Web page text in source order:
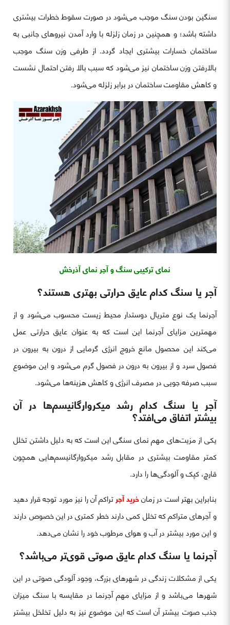
سنگین بودن سنگ موجب می‌شود در صورت سقوط خطرات بیشتری
داشته باشد؛ و همچنین در زمان زلزله با وارد آمدن نیروهای جانبی به
ساختمان خسارات بیشتری ایجاد گردد. از طرفی وزن سنگ موجب
بالارفتن وزن ساختمان نیز می‌شود که سبب بالا رفتن احتمال نشست
و کاهش مقاومت ساختمان در برابر زلزله می‌شود.
نمای ترکیبی سنگ و آجر نمای آذرخش
آجر یا سنگ کدام عایق حرارتی بهتری هستند؟
آجرنما یک نوع متریال دوستدار محیط زیست محسوب می‌شود و از
مهمترین مزایای آجرنما این است که به عنوان عایق حرارتی عمل
می‌کند این محصول مانع خروج انرژی گرمایی از درون به بیرون در
فصول سرد و از بیرون به درون در فصول گرم می‌شود و این موضوع
سبب صرفه جویی در مصرف انرژی و کاهش هزینه‌ها می‌شود.
آجر یا سنگ کدام رشد میکروارگانیسم‌ها در آن
بیشتر اتفاق می‌افتد؟
یکی از مزیت‌های مهم نمای سنگی این است که به دلیل داشتن تخلل
کمتر مقاومت بیشتری در مقابل رشد میکروارگانیسم‌هایی همچون
قارچ، کپک و آلودگی‌ها را دارد.
بنابراین بهتر است در زمانخرید آجرتراکم آن را نیز مورد توجه قرار دهید
و آجرهای متراکم که تخلل کمی دارند خطر کمتری در این خصوص دارند
و این مورد بیشتر در آب و هوای مرطوب خود را نشان می‌دهد.
آجرنما یا سنگ کدام عایق صوتی قوی‌تر می‌باشد؟
یکی از مشکلات زندگی در شهرهای بزرگ، وجود آلودگی صوتی در این
شهرها می‌باشد و از مزایای مهم آجرنما در مقایسه با سنگ میزان
جذب صوت بیشتر آن است که این موضوع نیز به دلیل تخلخل بیشتر